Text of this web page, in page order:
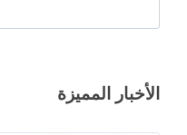
الأخبار المميزة